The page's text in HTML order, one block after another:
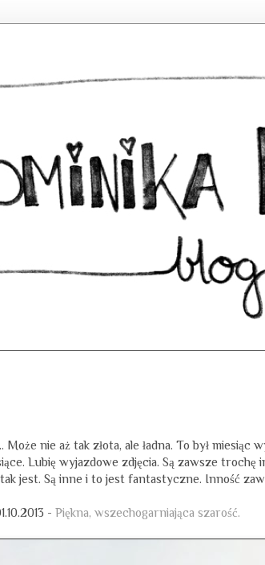
Może nie aż tak złota, ale ładna. To był miesiąc
Lubię wyjazdowe zdjęcia. Są zawsze
jest. Są inne i to jest fantastyczne. Inność
- Piękna, wszechogarniająca szarość.